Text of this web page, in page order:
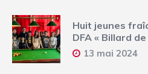
Huit jeunes
DFA « Billard
13 mai 2024